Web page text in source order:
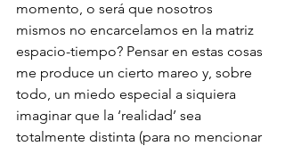
momento, o será que nosotros
mismos no encarcelamos en la matriz
espacio-tiempo? Pensar en estas cosas
me produce un cierto mareo y, sobre
todo, un miedo especial a siquiera
imaginar que la ‘realidad’ sea
totalmente distinta (para no mencionar